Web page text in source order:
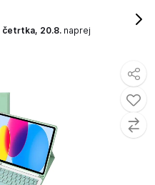
četrtka, 20.8. naprej